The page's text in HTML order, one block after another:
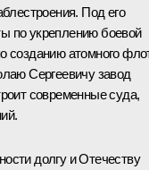
Под его
по укреплению боевой
созданию атомного
Сергеевичу завод
современные суда,
долгу и Отечеству